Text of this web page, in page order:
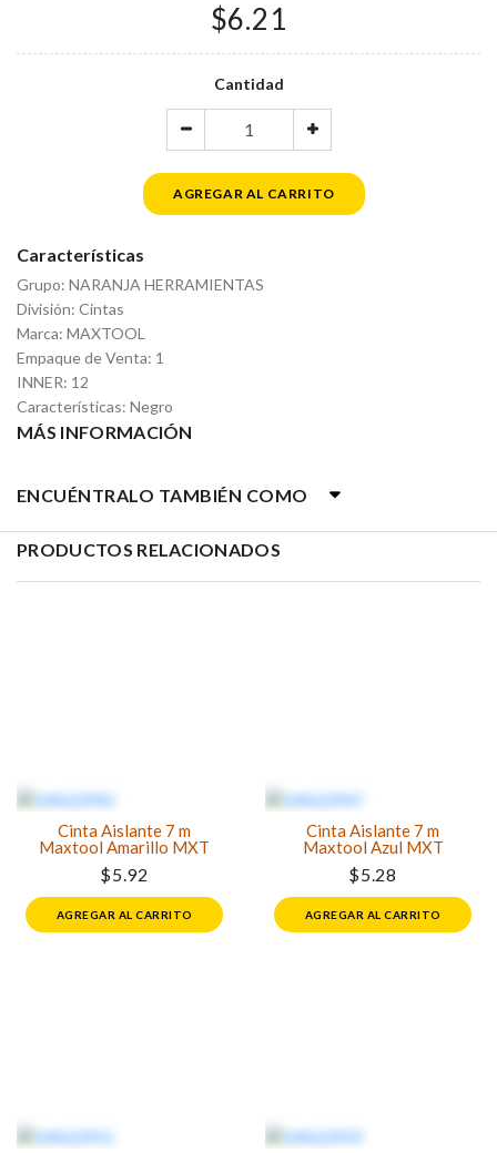
$6.21
Cantidad
AGREGAR AL CARRITO
Características
Grupo: NARANJA HERRAMIENTAS
División: Cintas
Marca: MAXTOOL
Empaque de Venta: 1
INNER: 12
Características: Negro
MÁS INFORMACIÓN
ENCUÉNTRALO TAMBIÉN COMO
PRODUCTOS RELACIONADOS
Cinta Aislante 7 m
Maxtool Amarillo MXT
$5.92
AGREGAR AL CARRITO
Cinta Aislante 7 m
Maxtool Azul MXT
$5.28
AGREGAR AL CARRITO